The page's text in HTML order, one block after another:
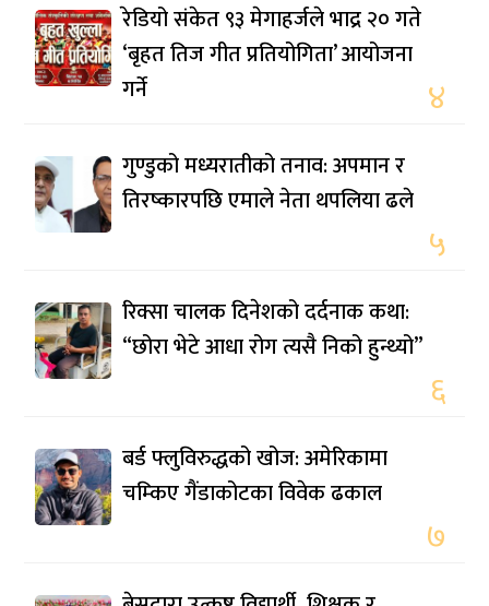
रेडियो संकेत ९३ मेगाहर्जले भाद्र २० गते
‘बृहत तिज गीत प्रतियोगिता’ आयोजना
गर्ने
४
गुण्डुको मध्यरातीको तनाव: अपमान र
तिरष्कारपछि एमाले नेता थपलिया ढले
५
रिक्सा चालक दिनेशको दर्दनाक कथा:
“छोरा भेटे आधा रोग त्यसै निको हुन्थ्यो”
६
बर्ड फ्लुविरुद्धको खोज: अमेरिकामा
चम्किए गैंडाकोटका विवेक ढकाल
७